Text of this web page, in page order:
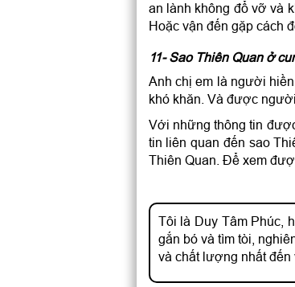
an lành không đổ vỡ và
Hoặc vận đến gặp cách
11- Sao Thiên Quan ở
Anh chị em là người
khó khăn. Và được
Với những thông tin
tin liên quan đến sao
Thiên Quan. Để xem
Tôi là Duy Tâm Phúc,
gắn bó và tìm tòi,
và chất lượng nhất